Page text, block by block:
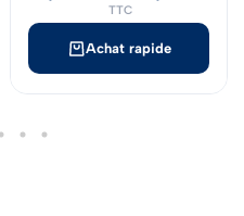
Achat rapide
TTC